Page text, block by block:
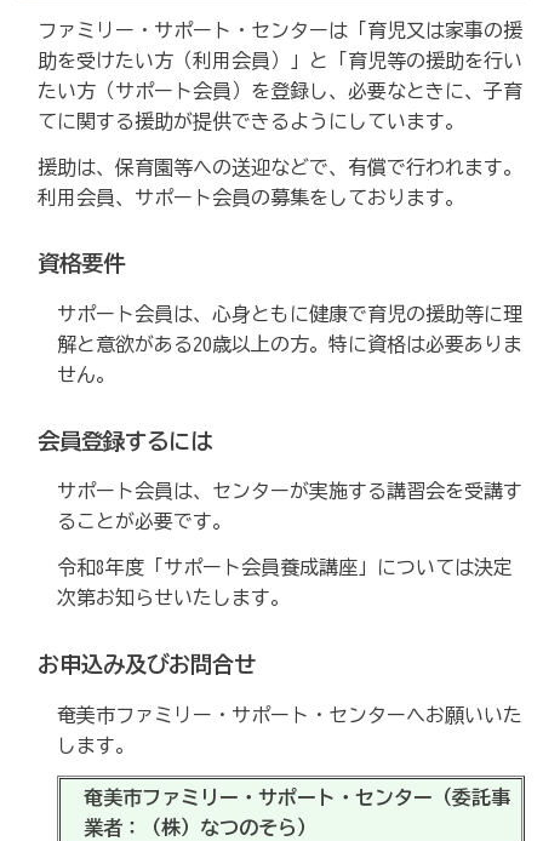
ファミリー・サポート・センターは「育児又は家事の援
助を受けたい方（利用会員）」と「育児等の援助を行い
たい方（サポート会員）を登録し、必要なときに、子育
てに関する援助が提供できるようにしています。
援助は、保育園等への送迎などで、有償で行われます。
利用会員、サポート会員の募集をしております。
資格要件
サポート会員は、心身ともに健康で育児の援助等に理
解と意欲がある20歳以上の方。特に資格は必要ありま
せん。
会員登録するには
サポート会員は、センターが実施する講習会を受講す
ることが必要です。
令和8年度「サポート会員養成講座」については決定
次第お知らせいたします。
お申込み及びお問合せ
奄美市ファミリー・サポート・センターへお願いいた
します。
奄美市ファミリー・サポート・センター（委託事
業者：（株）なつのそら）